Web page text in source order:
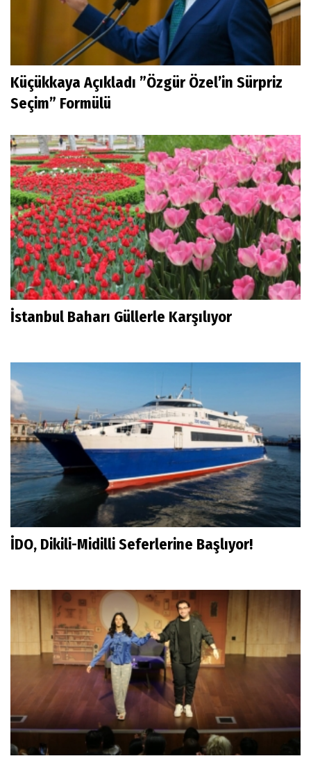
Küçükkaya Açıkladı ”Özgür Özel’in Sürpriz
Seçim” Formülü
İstanbul Baharı Güllerle Karşılıyor
İDO, Dikili-Midilli Seferlerine Başlıyor!